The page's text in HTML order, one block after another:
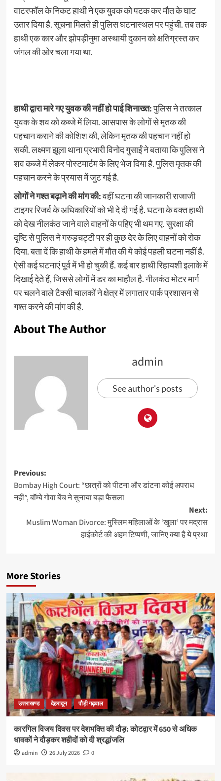
वाटरफॉल के निकट हाथी ने एक युवक को पटक कर मौत के घाट
उतार दिया है. सूचना मिलते ही पुलिस घटनास्थल पर पहुंची. तब तक
हाथी एक कार और झोपड़ीनुमा अस्थायी दुकान को क्षतिग्रस्त कर
जंगल की ओर चला गया था.
हाथी द्वारा मारे गए युवक की नहीं हो पाई शिनाख्त:पुलिस ने तत्काल
युवक के शव को कब्जे में लिया. आसपास के लोगों से मृतक की
पहचान कराने की कोशिश की, लेकिन मृतक की पहचान नहीं हो
सकी. लक्ष्मण झूला थाना प्रभारी विनोद गुसाईं ने बताया कि पुलिस ने
शव कब्जे में लेकर पोस्टमार्टम के लिए भेज दिया है. पुलिस मृतक की
पहचान करने के प्रयास में जुट गई है.
लोगों ने गश्त बढ़ाने की मांग की:वहीं घटना की जानकारी राजाजी
टाइगर रिजर्व के अधिकारियों को भी दे दी गई है. घटना के वक्त हाथी
को देख नीलकंठ जाने वाले वाहनों के पहिए भी थम गए. सुरक्षा की
दृष्टि से पुलिस ने गरुड़चट्टी पर ही कुछ देर के लिए वाहनों को रोक
दिया. बता दें कि हाथी के हमले में मौत की ये कोई पहली घटना नहीं है.
ऐसी कई घटनाएं पूर्व में भी हो चुकी हैं. कई बार हाथी रिहायशी इलाके में
दिखाई देते हैं, जिससे लोगों में डर का माहौल है. नीलकंठ मोटर मार्ग
पर चलने वाले टैक्सी चालकों ने क्षेत्र में लगातार पार्क प्रशासन से
गश्त करने की मांग की है.
About The Author
admin
See author's posts
Previous:
Bombay High Court: “छात्रों को पीटना और डांटना कोई अपराध
नहीं”, बॉम्बे गोवा बेंच ने सुनाया बड़ा फैसला
Next:
Muslim Woman Divorce: मुस्लिम महिलाओं के ‘खुला’ पर मद्रास
हाईकोर्ट की अहम टिप्पणी, जानिए क्या है ये प्रथा
More Stories
उत्तराखण्ड देहरादून पौड़ी गढ़वाल
कारगिल विजय दिवस पर देशभक्ति की दौड़: कोटद्वार में 650 से अधिक
धावकों ने दौड़कर शहीदों को दी श्रद्धांजलि
admin 26 July 2026 0